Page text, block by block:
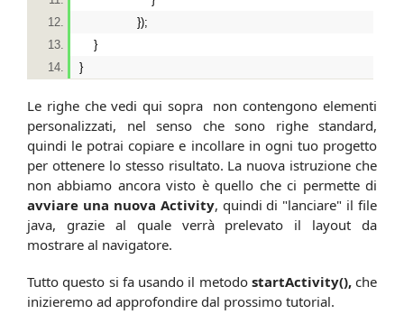
});
}
}
Le righe che vedi qui sopra non contengono elementi
personalizzati, nel senso che sono righe standard,
quindi le potrai copiare e incollare in ogni tuo progetto
per ottenere lo stesso risultato. La nuova istruzione che
non abbiamo ancora visto è quello che ci permette di
avviare una nuova Activity, quindi di "lanciare" il file
java, grazie al quale verrà prelevato il layout da
mostrare al navigatore.
Tutto questo si fa usando il metodo startActivity(), che
inizieremo ad approfondire dal prossimo tutorial.